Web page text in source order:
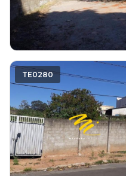
TE0280